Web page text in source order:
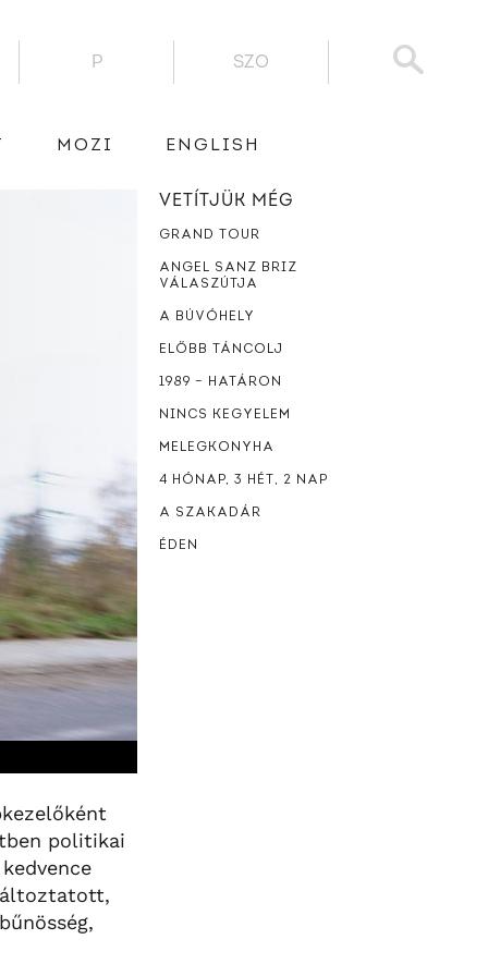
P SZO
MOZI ENGLISH
politikai
VETÍTJÜK MÉG
GRAND TOUR
ANGEL SANZ BRIZ
VÁLASZÚTJA
A BÚVÓHELY
ELŐBB TÁNCOLJ
1989 – HATÁRON
NINCS KEGYELEM
MELEGKONYHA
4 HÓNAP, 3 HÉT, 2 NAP
A SZAKADÁR
ÉDEN